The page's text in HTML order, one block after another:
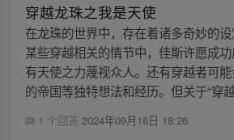
穿越龙珠之我是天使
在龙珠的世界中，存在着诸多奇妙的
某些穿越相关的情节中，佳斯许愿成
有天使之力蔑视众人。还有穿越者可
的帝国等独特想法和经历。但关于“穿
1 个回答 2024年09月16日 18:26